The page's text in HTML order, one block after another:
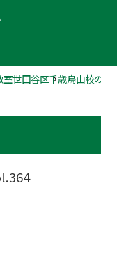
室世田谷区千歳烏山校のス